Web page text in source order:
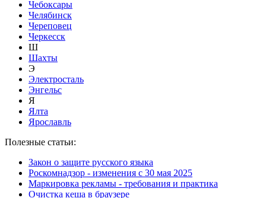
Чебоксары
Челябинск
Череповец
Черкесск
Ш
Шахты
Э
Электросталь
Энгельс
Я
Ялта
Ярославль
Полезные статьи:
Закон о защите русского языка
Роскомнадзор - изменения с 30 мая 2025
Маркировка рекламы - требования и практика
Очистка кеша в браузере